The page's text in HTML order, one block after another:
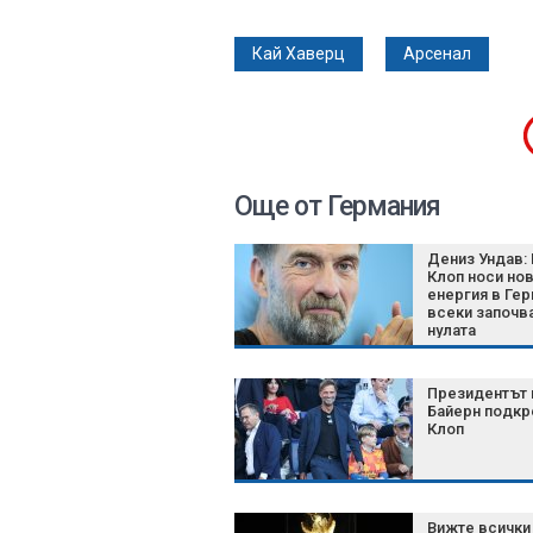
Кай Хаверц Арсенал
Още от Германия
Дениз Ундав:
Клоп носи
енергия в
всеки
нулата
Президентът
Байерн
Клоп
Вижте всички